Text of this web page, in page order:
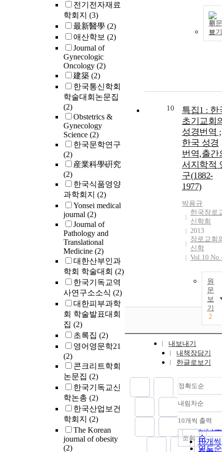
전기전자재료
학회지 (3)
最新醫學 (2)
애산학보 (2)
Journal of
Gynecologic
Oncology (2)
建築 (2)
한국통신학회
학술대회논문집
(2)
Obstetrics &
Gynecology
Science (2)
한국문학연구
(2)
産業科學硏究
(2)
한국식품영양
과학회지 (2)
Yonsei medical
journal (2)
Journal of
Pathology and
Translational
Medicine (2)
대한산부인과
학회 학술대회 (2)
한국기독교역
사연구소소식 (2)
대한피부과학
회 학술발표대회
집 (2)
초록집 (2)
영어영문학21
(2)
콘크리트학회
논문집 (2)
한국기독교신
학논총 (2)
한국산업보건
학회지 (2)
The Korean
journal of obesity
(2)
원문
보기
10
특집1 : 한
초기교회
성경번역 ;
한국 성경
번역,출간
서지학적
구(1882-
1977)
박용규
한국장로
신학회
2013
장로교회
신학
Vol.10
원
문
보
기
2
내보내기
내책장담기
한글로보기
정확도순
정확도
순
인기도
순
연도순
내림차순
내림
10개씩 출력
10개씩
조회